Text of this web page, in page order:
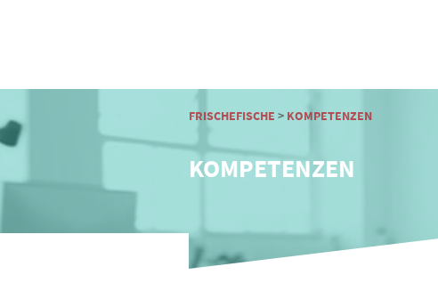
FRISCHEFISCHE > KOMPETENZEN
KOMPETENZEN